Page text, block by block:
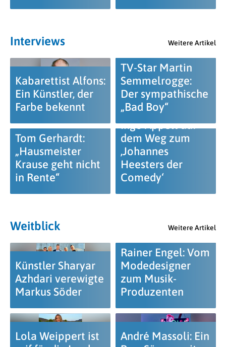
Interviews Weitere Artikel
Kabarettist Alfons:
Ein Künstler, der
Farbe bekennt
TV-Star Martin
Semmelrogge:
Der sympathische
„Bad Boy“
Tom Gerhardt:
„Hausmeister
Krause geht nicht
in Rente“
Ingo Appelt auf
dem Weg zum
‚Johannes
Heesters der
Comedy‘
Weitblick Weitere Artikel
Künstler Sharyar
Azhdari verewigte
Markus Söder
Rainer Engel: Vom
Modedesigner
zum Musik-
Produzenten
Lola Weippert ist
André Massoli: Ein